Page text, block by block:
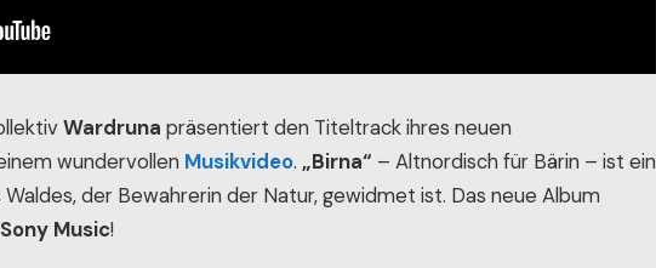
Wardruna präsentiert den Titeltrack ihres neuen
wundervollen Musikvideo. „Birna“ – Altnordisch für Bärin – ist ein
der Bewahrerin der Natur, gewidmet ist. Das neue Album
Music!